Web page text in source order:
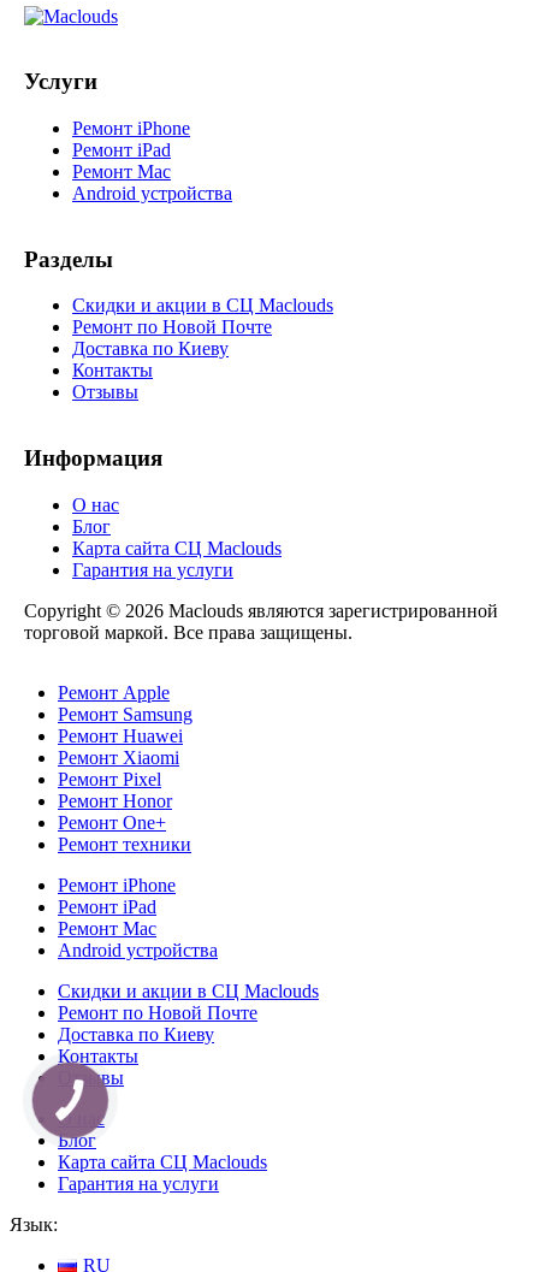
Услуги
Ремонт iPhone
Ремонт iPad
Ремонт Mac
Android устройства
Разделы
Скидки и акции в СЦ Maclouds
Ремонт по Новой Почте
Доставка по Киеву
Контакты
Отзывы
Информация
О нас
Блог
Карта сайта СЦ Maclouds
Гарантия на услуги
Copyright © 2026 Maclouds являются зарегистрированной
торговой маркой. Все права защищены.
Ремонт Apple
Ремонт Samsung
Ремонт Huawei
Ремонт Xiaomi
Ремонт Pixel
Ремонт Honor
Ремонт One+
Ремонт техники
Ремонт iPhone
Ремонт iPad
Ремонт Mac
Android устройства
Скидки и акции в СЦ Maclouds
Ремонт по Новой Почте
Доставка по Киеву
Контакты
Отзывы
О нас
Блог
Карта сайта СЦ Maclouds
Гарантия на услуги
Язык:
RU
КНОПКА
СВЯЗИ